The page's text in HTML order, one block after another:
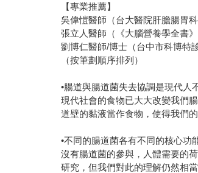
【專業推薦】
吳偉愷醫師（台大醫院肝膽腸胃科
張立人醫師（《大腦營養學全書
劉博仁醫師/博士（台中市科博特
（按筆劃順序排列）
•腸道與腸道菌失去協調是現代人
現代社會的食物已大大改變我們
道壁的黏液當作食物，使得我們
•不同的腸道菌各有不同的核心功
沒有腸道菌的參與，人體需要的
研究，但我們對此的理解仍然相